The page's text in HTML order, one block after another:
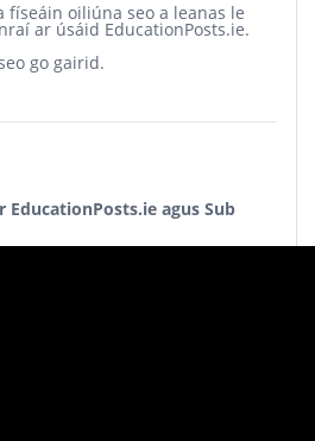
físeáin oiliúna seo a leanas le
ar úsáid EducationPosts.ie.
go gairid.
EducationPosts.ie agus Sub